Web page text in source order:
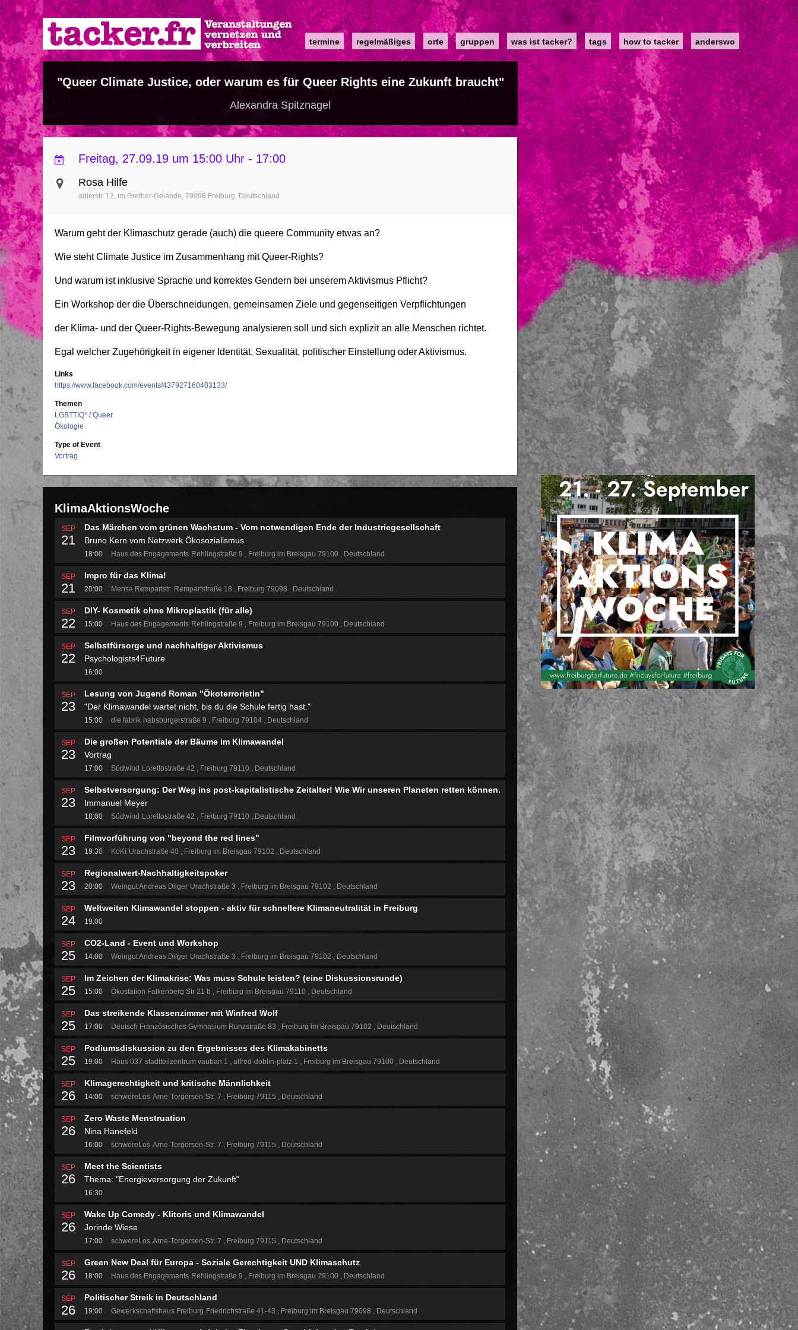
Direkt
zum
Inhalt
Main
navigation
termine regelmäßiges orte gruppen was ist tacker? tags how to tacker anderswo
"Queer Climate Justice, oder warum es für Queer Rights eine Zukunft braucht"
Alexandra Spitznagel
Freitag, 27.09.19 um 15:00 Uhr - 17:00
Rosa Hilfe
adlerstr. 12 im Grether-Gelände 79098 Freiburg Deutschland
Warum geht der Klimaschutz gerade (auch) die queere Community etwas an?
Wie steht Climate Justice im Zusammenhang mit Queer-Rights?
Und warum ist inklusive Sprache und korrektes Gendern bei unserem Aktivismus Pflicht?
Ein Workshop der die Überschneidungen, gemeinsamen Ziele und gegenseitigen Verpflichtungen
der Klima- und der Queer-Rights-Bewegung analysieren soll und sich explizit an alle Menschen richtet.
Egal welcher Zugehörigkeit in eigener Identität, Sexualität, politischer Einstellung oder Aktivismus.
Links
https://www.facebook.com/events/437927160403133/
Themen
LGBTTIQ* / Queer
Ökologie
Type of Event
Vortrag
KlimaAktionsWoche
SEP
21
Das Märchen vom grünen Wachstum - Vom notwendigen Ende der Industriegesellschaft
Bruno Kern vom Netzwerk Ökosozialismus
18:00 Haus des Engagements Rehlingstraße 9 Freiburg im Breisgau 79100 Deutschland
SEP
21
Impro für das Klima!
20:00 Mensa Rempartstr. Rempartstraße 18 Freiburg 79098 Deutschland
SEP
22
DIY- Kosmetik ohne Mikroplastik (für alle)
15:00 Haus des Engagements Rehlingstraße 9 Freiburg im Breisgau 79100 Deutschland
SEP
22
Selbstfürsorge und nachhaltiger Aktivismus
Psychologists4Future
16:00
SEP
23
Lesung von Jugend Roman "Ökoterroristin"
"Der Klimawandel wartet nicht, bis du die Schule fertig hast."
15:00 die fabrik habsburgerstraße 9 Freiburg 79104 Deutschland
SEP
23
Die großen Potentiale der Bäume im Klimawandel
Vortrag
17:00 Südwind Lorettostraße 42 Freiburg 79110 Deutschland
SEP
23
Selbstversorgung: Der Weg ins post-kapitalistische Zeitalter! Wie Wir unseren Planeten retten können.
Immanuel Meyer
18:00 Südwind Lorettostraße 42 Freiburg 79110 Deutschland
SEP
23
Filmvorführung von "beyond the red lines"
19:30 KoKi Urachstraße 40 Freiburg im Breisgau 79102 Deutschland
SEP
23
Regionalwert-Nachhaltigkeitspoker
20:00 Weingut Andreas Dilger Urachstraße 3 Freiburg im Breisgau 79102 Deutschland
SEP
24
Weltweiten Klimawandel stoppen - aktiv für schnellere Klimaneutralität in Freiburg
19:00
SEP
25
CO2-Land - Event und Workshop
14:00 Weingut Andreas Dilger Urachstraße 3 Freiburg im Breisgau 79102 Deutschland
SEP
25
Im Zeichen der Klimakrise: Was muss Schule leisten? (eine Diskussionsrunde)
15:00 Ökostation Falkenberg Str 21 b Freiburg im Breisgau 79110 Deutschland
SEP
25
Das streikende Klassenzimmer mit Winfred Wolf
17:00 Deutsch Französisches Gymnasium Runzstraße 83 Freiburg im Breisgau 79102 Deutschland
SEP
25
Podiumsdiskussion zu den Ergebnisses des Klimakabinetts
19:00 Haus 037 stadtteilzentrum vauban 1 alfred-döblin-platz 1 Freiburg im Breisgau 79100 Deutschland
SEP
26
Klimagerechtigkeit und kritische Männlichkeit
14:00 schwereLos Arne-Torgersen-Str. 7 Freiburg 79115 Deutschland
SEP
26
Zero Waste Menstruation
Nina Hanefeld
16:00 schwereLos Arne-Torgersen-Str. 7 Freiburg 79115 Deutschland
SEP
26
Meet the Scientists
Thema: "Energieversorgung der Zukunft"
16:30
SEP
26
Wake Up Comedy - Klitoris und Klimawandel
Jorinde Wiese
17:00 schwereLos Arne-Torgersen-Str. 7 Freiburg 79115 Deutschland
SEP
26
Green New Deal für Europa - Soziale Gerechtigkeit UND Klimaschutz
18:00 Haus des Engagements Rehlingstraße 9 Freiburg im Breisgau 79100 Deutschland
SEP
26
Politischer Streik in Deutschland
19:00 Gewerkschaftshaus Freiburg Friedrichstraße 41-43 Freiburg im Breisgau 79098 Deutschland